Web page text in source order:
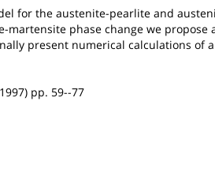
for the austenite-pearlite and
martensite phase change we
present numerical calculations of
pp. 59--77